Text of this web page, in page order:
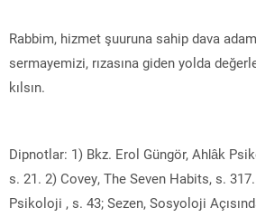
Rabbim, hizmet şuuruna sahip dava
sermayemizi, rızasına giden yolda
kılsın.
Dipnotlar: 1) Bkz. Erol Güngör, Ahlâk
s. 21. 2) Covey, The Seven Habits, s.
Psikoloji , s. 43; Sezen, Sosyoloji